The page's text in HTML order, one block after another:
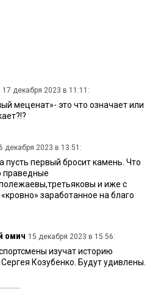
17 декабря 2023 в 11:11:
меценат»- это что означает или
декабря 2023 в 13:51:
пусть первый бросит камень. Что
праведные
и иже с
заработанное на благо
омич 15 декабря 2023 в 15:56:
изучат историю
Козубенко. Будут удивлены.